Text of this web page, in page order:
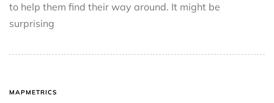
to help them find their way around. It might be
surprising
MAPMETRICS